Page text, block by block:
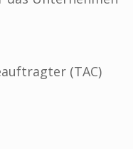
(TAC)